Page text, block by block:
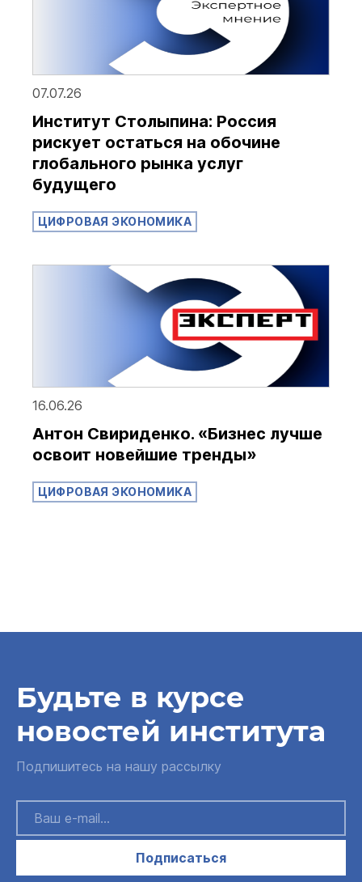
07.07.26
Институт Столыпина: Россия
рискует остаться на обочине
глобального рынка услуг
будущего
ЦИФРОВАЯ ЭКОНОМИКА
16.06.26
Антон Свириденко. «‎Бизнес лучше
освоит новейшие тренды»
ЦИФРОВАЯ ЭКОНОМИКА
Будьте в курсе
новостей института
Подпишитесь на нашу рассылку
Подписаться